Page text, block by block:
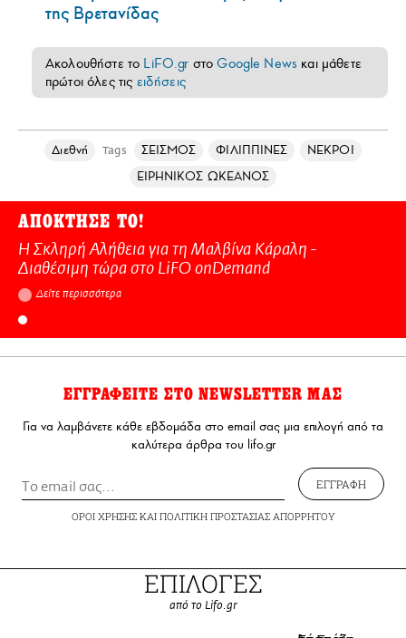
της Βρετανίδας
Ακολουθήστε το LiFO.gr στοGoogle News και μάθετε
πρώτοι όλες τις ειδήσεις
Διεθνή Tags ΣΕΙΣΜΟΣ ΦΙΛΙΠΠΙΝΕΣ
ΝΕΚΡΟΙ
ΕΙΡΗΝΙΚΟΣ ΩΚΕΑΝΟΣ
ΑΠΟΚΤΗΣΕ ΤΟ!
Η Σκληρή Αλήθεια για τη Μαλβίνα Κάραλη -
Διαθέσιμη τώρα στo LiFO onDemand
Δείτε περισσότερα
ΕΓΓΡΑΦΕΙΤΕ ΣΤΟ NEWSLETTER ΜΑΣ
Για να λαμβάνετε κάθε εβδομάδα στο email σας μια επιλογή από τα
καλύτερα άρθρα του lifo.gr
ΕΓΓΡΑΦΗ
ΟΡΟΙ ΧΡΗΣΗΣΚΑΙ ΠΟΛΙΤΙΚΗ ΠΡΟΣΤΑΣΙΑΣ ΑΠΟΡΡΗΤΟΥ
ΕΠΙΛΟΓΕΣ
από το Lifo.gr